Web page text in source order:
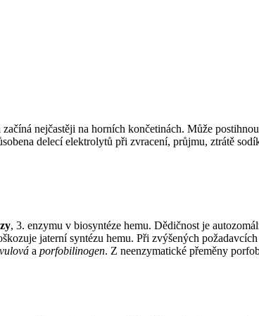
nejčastěji na horních končetinách. Může
delecí elektrolytů při zvracení, průjmu, ztrátě
, 3. enzymu v biosyntéze hemu. Dědičnost je
jaterní syntézu hemu. Při zvýšených
a porfobilinogen. Z neenzymatické přeměny